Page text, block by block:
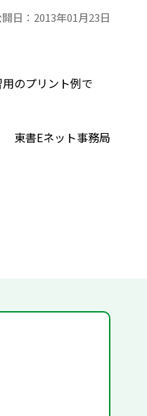
日： 2013年01月23日
のプリント例で
東書Eネット事務局